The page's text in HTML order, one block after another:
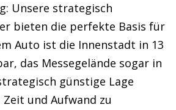
Unsere strategisch
bieten die perfekte Basis für
Auto ist die Innenstadt in 13
das Messegelände sogar in
günstige Lage
und Aufwand zu